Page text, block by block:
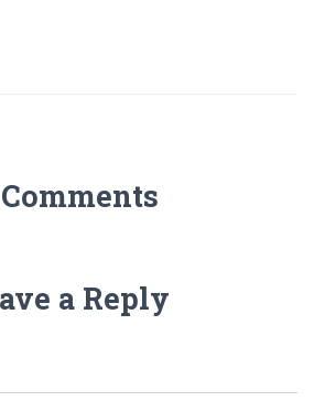
a Reply